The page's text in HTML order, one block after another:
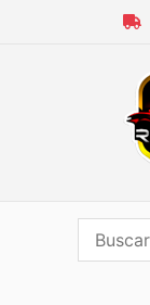
Buscar
por: